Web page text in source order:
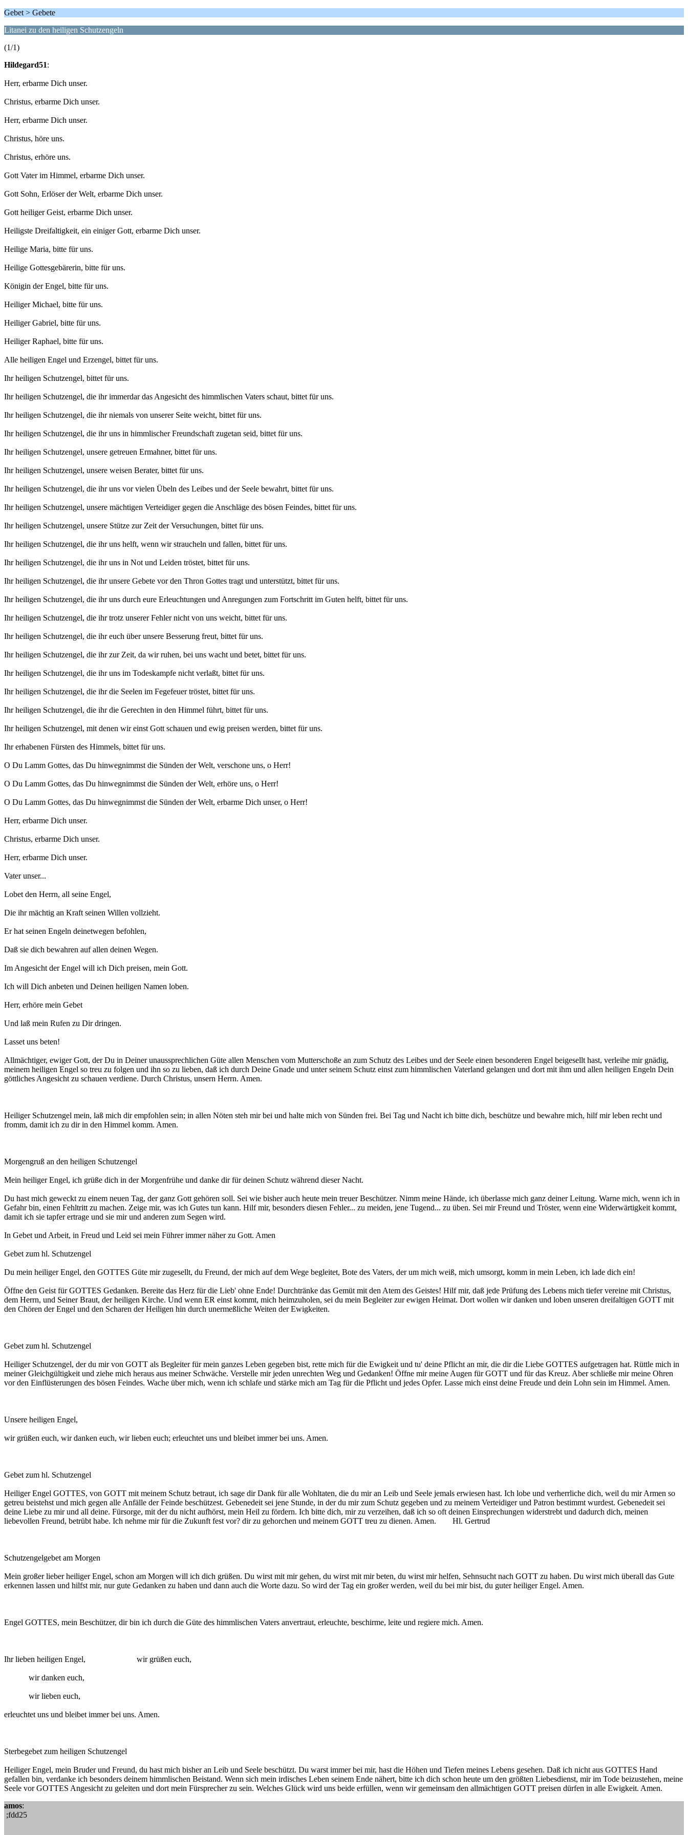
Gebet > Gebete
Litanei zu den heiligen Schutzengeln
(1/1)
Hildegard51:
Herr, erbarme Dich unser.
Christus, erbarme Dich unser.
Herr, erbarme Dich unser.
Christus, höre uns.
Christus, erhöre uns.
Gott Vater im Himmel, erbarme Dich unser.
Gott Sohn, Erlöser der Welt, erbarme Dich unser.
Gott heiliger Geist, erbarme Dich unser.
Heiligste Dreifaltigkeit, ein einiger Gott, erbarme Dich unser.
Heilige Maria, bitte für uns.
Heilige Gottesgebärerin, bitte für uns.
Königin der Engel, bitte für uns.
Heiliger Michael, bitte für uns.
Heiliger Gabriel, bitte für uns.
Heiliger Raphael, bitte für uns.
Alle heiligen Engel und Erzengel, bittet für uns.
Ihr heiligen Schutzengel, bittet für uns.
Ihr heiligen Schutzengel, die ihr immerdar das Angesicht des himmlischen Vaters schaut, bittet für uns.
Ihr heiligen Schutzengel, die ihr niemals von unserer Seite weicht, bittet für uns.
Ihr heiligen Schutzengel, die ihr uns in himmlischer Freund­schaft zugetan seid, bittet für uns.
Ihr heiligen Schutzengel, unsere getreuen Ermahner, bittet für uns.
Ihr heiligen Schutzengel, unsere weisen Berater, bittet für uns.
Ihr heiligen Schutzengel, die ihr uns vor vielen Übeln des Lei­bes und der Seele bewahrt, bittet für uns.
Ihr heiligen Schutzengel, unsere mächtigen Verteidiger gegen die Anschläge des bösen Feindes, bittet für uns.
Ihr heiligen Schutzengel, unsere Stütze zur Zeit der Versu­chungen, bittet für uns.
Ihr heiligen Schutzengel, die ihr uns helft, wenn wir straucheln und fallen, bittet für uns.
Ihr heiligen Schutzengel, die ihr uns in Not und Leiden tröstet, bittet für uns.
Ihr heiligen Schutzengel, die ihr unsere Gebete vor den Thron Gottes tragt und unterstützt, bittet für uns.
Ihr heiligen Schutzengel, die ihr uns durch eure Erleuchtungen und Anregungen zum Fortschritt im Guten helft, bittet für uns.
Ihr heiligen Schutzengel, die ihr trotz unserer Fehler nicht von uns weicht, bittet für uns.
Ihr heiligen Schutzengel, die ihr euch über unsere Besserung freut, bittet für uns.
Ihr heiligen Schutzengel, die ihr zur Zeit, da wir ruhen, bei uns wacht und betet, bittet für uns.
Ihr heiligen Schutzengel, die ihr uns im Todeskampfe nicht verlaßt, bittet für uns.
Ihr heiligen Schutzengel, die ihr die Seelen im Fegefeuer trö­stet, bittet für uns.
Ihr heiligen Schutzengel, die ihr die Gerechten in den Himmel führt, bittet für uns.
Ihr heiligen Schutzengel, mit denen wir einst Gott schauen und ewig preisen werden, bittet für uns.
Ihr erhabenen Fürsten des Himmels, bittet für uns.
O Du Lamm Gottes, das Du hinwegnimmst die Sünden der Welt, verschone uns, o Herr!
O Du Lamm Gottes, das Du hinwegnimmst die Sünden der Welt, erhöre uns, o Herr!
O Du Lamm Gottes, das Du hinwegnimmst die Sünden der Welt, erbarme Dich unser, o Herr!
Herr, erbarme Dich unser.
Christus, erbarme Dich unser.
Herr, erbarme Dich unser.
Vater unser...
Lobet den Herrn, all seine Engel,
Die ihr mächtig an Kraft seinen Willen vollzieht.
Er hat seinen Engeln deinetwegen befohlen,
Daß sie dich bewahren auf allen deinen Wegen.
Im Angesicht der Engel will ich Dich preisen, mein Gott.
Ich will Dich anbeten und Deinen heiligen Namen loben.
Herr, erhöre mein Gebet
Und laß mein Rufen zu Dir dringen.
Lasset uns beten!
Allmächtiger, ewiger Gott, der Du in Deiner unaussprechli­chen Güte allen Menschen vom Mutterschoße an zum Schutz des Leibes und der Seele einen besonderen Engel beigesellt hast, verleihe mir gnädig,
meinem heiligen Engel so treu zu folgen und ihn so zu lieben, daß ich durch Deine Gnade und unter seinem Schutz einst zum himmlischen Vaterland gelan­gen und dort mit ihm und allen heiligen Engeln Dein
göttliches Angesicht zu schauen verdiene. Durch Christus, unsern Herrn. Amen.
Heiliger Schutzengel mein, laß mich dir empfohlen sein; in allen Nöten steh mir bei und halte mich von Sünden frei. Bei Tag und Nacht ich bitte dich, beschütze und bewahre mich, hilf mir le­ben recht und
fromm, damit ich zu dir in den Himmel komm. Amen.
Morgengruß an den heiligen Schutzengel
Mein heiliger Engel, ich grüße dich in der Morgen­frühe und danke dir für deinen Schutz während dieser Nacht.
Du hast mich geweckt zu einem neuen Tag, der ganz Gott gehören soll. Sei wie bisher auch heute mein treuer Beschützer. Nimm meine Hände, ich überlasse mich ganz deiner Leitung. Warne mich, wenn ich in
Gefahr bin, einen Fehltritt zu machen. Zeige mir, was ich Gutes tun kann. Hilf mir, besonders diesen Fehler... zu meiden, jene Tugend... zu üben. Sei mir Freund und Tröster, wenn eine Widerwärtigkeit kommt,
damit ich sie tapfer ertrage und sie mir und anderen zum Segen wird.
In Gebet und Arbeit, in Freud und Leid sei mein Führer immer näher zu Gott. Amen
Gebet zum hl. Schutzengel
Du mein heiliger Engel, den GOTTES Güte mir zugesellt, du Freund, der mich auf dem Wege begleitet, Bote des Vaters, der um mich weiß, mich umsorgt, komm in mein Leben, ich lade dich ein!
Öffne den Geist für GOTTES Gedanken. Bereite das Herz für die Lieb' ohne Ende! Durchtränke das Gemüt mit den Atem des Geistes! Hilf mir, daß jede Prüfung des Lebens mich tiefer vereine mit Christus,
dem Herrn, und Seiner Braut, der heiligen Kirche. Und wenn ER einst kommt, mich heimzuholen, sei du mein Begleiter zur ewigen Heimat. Dort wollen wir danken und loben unseren dreifaltigen GOTT mit
den Chören der Engel und den Scharen der Heiligen hin durch unermeßliche Weiten der Ewigkeiten.
Gebet zum hl. Schutzengel
Heiliger Schutzengel, der du mir von GOTT als Begleiter für mein ganzes Leben gegeben bist, rette mich für die Ewigkeit und tu' deine Pflicht an mir, die dir die Liebe GOTTES aufgetragen hat. Rüttle mich in
meiner Gleichgültigkeit und ziehe mich heraus aus meiner Schwäche. Verstelle mir jeden unrechten Weg und Gedanken! Öffne mir meine Augen für GOTT und für das Kreuz. Aber schließe mir meine Ohren
vor den Einflüsterungen des bösen Feindes. Wache über mich, wenn ich schlafe und stärke mich am Tag für die Pflicht und jedes Opfer. Lasse mich einst deine Freude und dein Lohn sein im Himmel. Amen.
Unsere heiligen Engel,
wir grüßen euch, wir danken euch, wir lieben euch; erleuchtet uns und bleibet immer bei uns. Amen.
Gebet zum hl. Schutzengel
Heiliger Engel GOTTES, von GOTT mit meinem Schutz betraut, ich sage dir Dank für alle Wohltaten, die du mir an Leib und Seele jemals erwiesen hast. Ich lobe und verherrliche dich, weil du mir Armen so
getreu beistehst und mich gegen alle Anfälle der Feinde beschützest. Gebenedeit sei jene Stunde, in der du mir zum Schutz gegeben und zu meinem Verteidiger und Patron bestimmt wurdest. Gebenedeit sei
deine Liebe zu mir und all deine. Fürsorge, mit der du nicht aufhörst, mein Heil zu fördern. Ich bitte dich, mir zu verzeihen, daß ich so oft deinen Einsprechungen widerstrebt und dadurch dich, meinen
liebevollen Freund, betrübt habe. Ich nehme mir für die Zukunft fest vor? dir zu gehorchen und meinem GOTT treu zu dienen. Amen. Hl. Gertrud
Schutzengelgebet am Morgen
Mein großer lieber heiliger Engel, schon am Morgen will ich dich grüßen. Du wirst mit mir gehen, du wirst mit mir beten, du wirst mir helfen, Sehnsucht nach GOTT zu haben. Du wirst mich überall das Gute
erkennen lassen und hilfst mir, nur gute Gedanken zu haben und dann auch die Worte dazu. So wird der Tag ein großer werden, weil du bei mir bist, du guter heiliger Engel. Amen.
Engel GOTTES, mein Beschützer, dir bin ich durch die Güte des himmlischen Vaters anvertraut, erleuchte, beschirme, leite und regiere mich. Amen.
Ihr lieben heiligen Engel, wir grüßen euch,
wir danken euch,
wir lieben euch,
erleuchtet uns und bleibet immer bei uns. Amen.
Sterbegebet zum heiligen Schutzengel
Heiliger Engel, mein Bruder und Freund, du hast mich bisher an Leib und Seele beschützt. Du warst immer bei mir, hast die Höhen und Tiefen meines Lebens gesehen. Daß ich nicht aus GOTTES Hand
gefallen bin, verdanke ich besonders deinem himmlischen Beistand. Wenn sich mein irdisches Leben seinem Ende nähert, bitte ich dich schon heute um den größten Liebesdienst, mir im Tode beizustehen, meine
Seele vor GOTTES Angesicht zu geleiten und dort mein Fürsprecher zu sein. Welches Glück wird uns beide erfüllen, wenn wir gemeinsam den allmächtigen GOTT preisen dürfen in alle Ewigkeit. Amen.
amos:
;fdd25